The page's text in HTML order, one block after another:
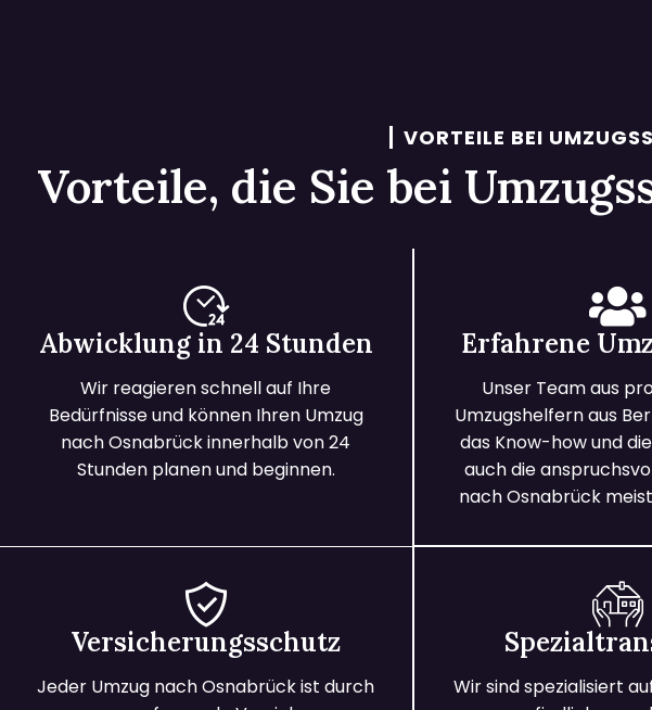
VORTEILE BEI
Vorteile, die Sie bei
Abwicklung in 24 Stunden
Wir reagieren schnell auf Ihre
Bedürfnisse und können Ihren Umzug
nach Osnabrück innerhalb von 24
Stunden planen und beginnen.
Erfahrene
Unser Team aus
Umzugshelfern aus
das Know-how und
auch die
nach Osnabrück
Versicherungsschutz
Jeder Umzug nach Osnabrück ist durch
Wir sind spezialisiert